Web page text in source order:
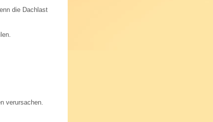
die Dachlast
verursachen.